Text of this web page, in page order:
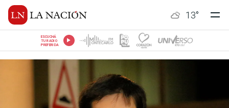
13°
ESCUCHÁ
TU RADIO
PREFERIDA